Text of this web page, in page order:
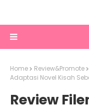
Home Review&Promote
Adaptasi Novel Kisah
Review